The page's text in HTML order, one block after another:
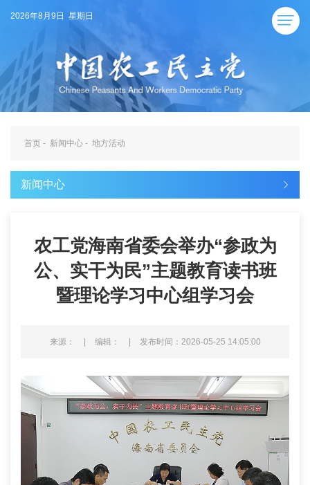
2026年8月9日 星期日
首页 - 新闻中心 - 地方活动
新闻中心
农工党海南省委会举办“参政为
公、实干为民”主题教育读书班
暨理论学习中心组学习会
来源： | 编辑： | 发布时间：2026-05-25 14:05:00